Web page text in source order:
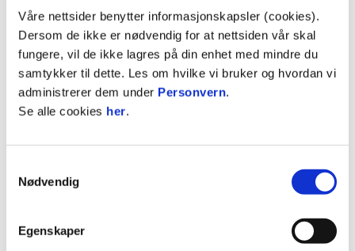
Våre nettsider benytter informasjonskapsler (cookies).
Dersom de ikke er nødvendig for at nettsiden vår skal
fungere, vil de ikke lagres på din enhet med mindre du
samtykker til dette. Les om hvilke vi bruker og hvordan vi
administrerer dem under Personvern.
Se alle cookies her.
Nødvendig
Egenskaper
oppkjøringen, men sakte, men sikkert er på vei
tilbake. Jasper Silva Torkildsen og Ilir Kukleci
skadet seg denne uken og blir ventelig ute en kort
periode. Duoen er derfor heller ikke med til
Mjøndalen.
1-0 av Elfenbenskysten i den første av totalt to
landskamper denne landslagspausen. Neste kamp
er på landslagsoppdrag med det norske G19-